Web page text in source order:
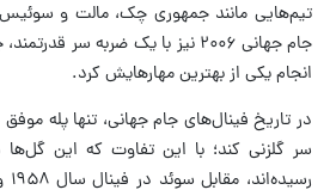
تیم‌هایی مانند جمهوری چک، مالت و سوئیس
جام جهانی ۲۰۰۶ نیز با یک ضربه سر
انجام یکی از بهترین مهارهایش کرد.
در تاریخ فینال‌های جام جهانی، تنها پله
سر گلزنی کند؛ با این تفاوت که این